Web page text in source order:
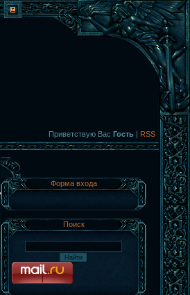
Приветствую Вас Гость | RSS
Форма входа
Поиск